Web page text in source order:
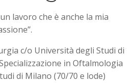
lavoro che è anche la mia
c/o Università degli Studi di
in Oftalmologia
di Milano (70/70 e lode)